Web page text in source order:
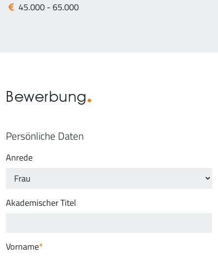
45.000 - 65.000
Bewerbung
Persönliche Daten
Anrede
Akademischer Titel
Vorname